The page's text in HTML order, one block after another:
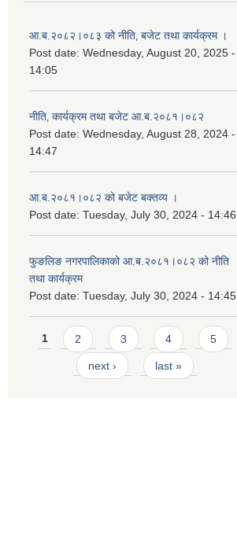
आ.ब.२०८२।०८३ को नीति‚ बजेट तथा कार्यक्रम ।
Post date: Wednesday, August 20, 2025 -
14:05
नीति‚ कार्यक्रम तथा बजेट आ.ब.२०८१।०८२
Post date: Wednesday, August 28, 2024 -
14:47
आ.ब.२०८१।०८२ को बजेट बक्तव्य ।
Post date: Tuesday, July 30, 2024 - 14:46
फुङलिङ नगरपालिकाको आ.ब.२०८१।०८२ को नीति
तथा कार्यक्रम
Post date: Tuesday, July 30, 2024 - 14:45
Pages
1 2 3 4 5
next › last »